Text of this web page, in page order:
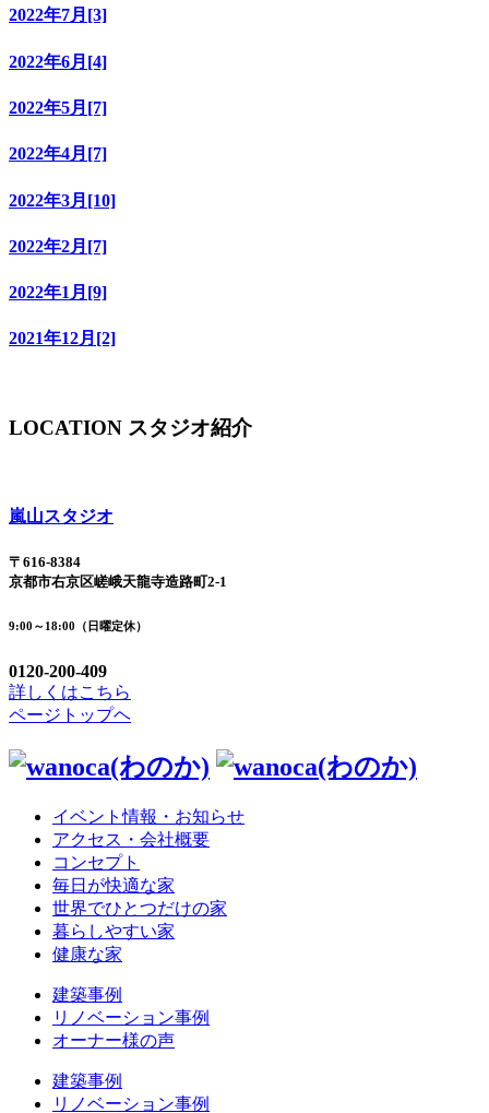
2022年7月[3]
2022年6月[4]
2022年5月[7]
2022年4月[7]
2022年3月[10]
2022年2月[7]
2022年1月[9]
2021年12月[2]
LOCATION スタジオ紹介
嵐山スタジオ
〒616-8384
京都市右京区嵯峨天龍寺造路町2-1
9:00～18:00（日曜定休）
0120-200-409
詳しくはこちら
ページトップヘ
イベント情報・お知らせ
アクセス・会社概要
コンセプト
毎日が快適な家
世界でひとつだけの家
暮らしやすい家
健康な家
建築事例
リノベーション事例
オーナー様の声
建築事例
リノベーション事例